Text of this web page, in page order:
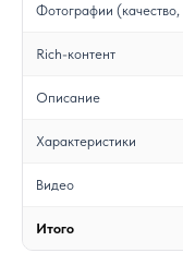
Фотографии (качество,
Rich-контент
Описание
Характеристики
Видео
Итого